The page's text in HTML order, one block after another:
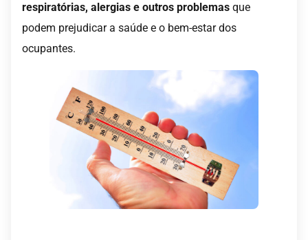
respiratórias, alergias e outros problemas que
podem prejudicar a saúde e o bem-estar dos
ocupantes.